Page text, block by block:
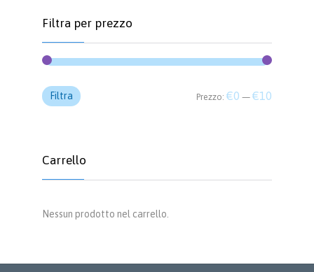
Filtra per prezzo
Filtra Prezzo: €0 — €10
Carrello
Nessun prodotto nel carrello.